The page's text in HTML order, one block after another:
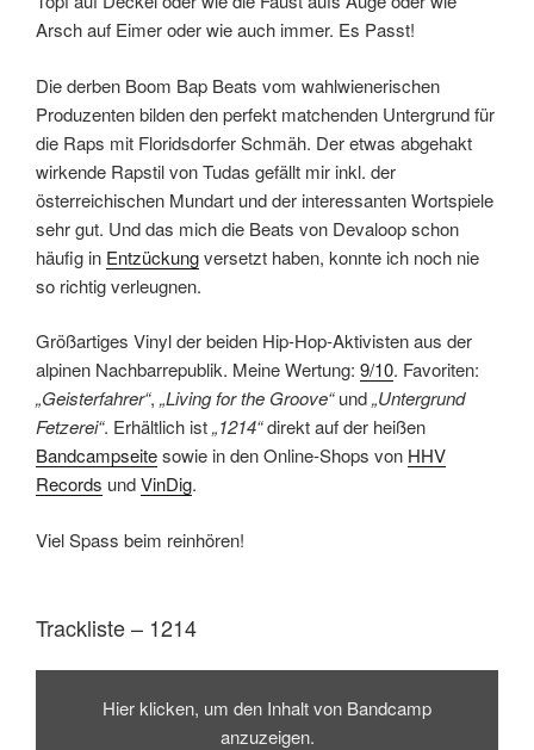
Arsch auf Eimer oder wie auch immer. Es Passt!
Die derben Boom Bap Beats vom wahlwienerischen
Produzenten bilden den perfekt matchenden Untergrund für
die Raps mit Floridsdorfer Schmäh. Der etwas abgehakt
wirkende Rapstil von Tudas gefällt mir inkl. der
österreichischen Mundart und der interessanten Wortspiele
sehr gut. Und das mich die Beats von Devaloop schon
häufig in Entzückungversetzt haben, konnte ich noch nie
so richtig verleugnen.
Größartiges Vinyl der beiden Hip-Hop-Aktivisten aus der
alpinen Nachbarrepublik. Meine Wertung: 9/10. Favoriten:
„Geisterfahrer“, „Living for the Groove“und„Untergrund
Fetzerei“. Erhältlich ist„1214“direkt auf der heißen
Bandcampseitesowie in den Online-Shops von HHV
Records undVinDig.
Viel Spass beim reinhören!
Trackliste – 1214
Inhalt
BandcampHier klicken, um den Inhalt von Bandcamp
anzuzeigen.